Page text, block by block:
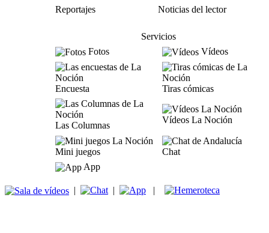
Reportajes
Noticias del lector
Servicios
Fotos
Vídeos
Encuesta Tiras cómicas
Las Columnas
Vídeos La Noción
Mini juegos
Chat
App
| | |